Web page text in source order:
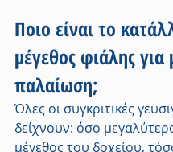
Ποιο είναι το
μέγεθος φιάλης
παλαίωση;
Όλες οι συγκριτικές
δείχνουν: όσο
μέγεθος του δοχείου,